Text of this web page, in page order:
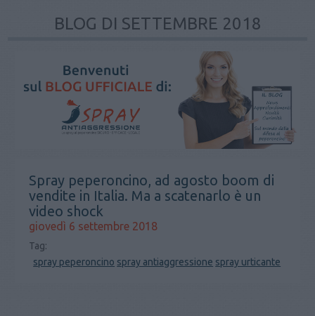
BLOG DI SETTEMBRE 2018
Spray peperoncino, ad agosto boom di
vendite in Italia. Ma a scatenarlo è un
video shock
giovedì 6 settembre 2018
Tag:
spray peperoncino spray antiaggressione spray urticante